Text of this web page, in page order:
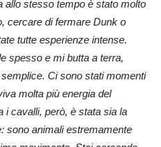
allo stesso tempo è stato molto
cercare di fermare Dunk o
tutte esperienze intense.
spesso e mi butta a terra,
Ci sono stati momenti
molta più energia del
i cavalli, però, è stata sia la
sono animali estremamente